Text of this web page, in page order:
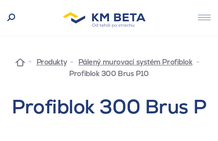
Produkty
Pálený murovací systém Profiblok
Profiblok 300 Brus P10
Profiblok 300 Brus P